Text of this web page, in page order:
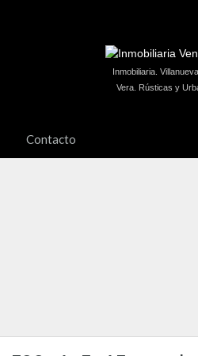
Inmobiliaria.
Vera. Rústicas y
Contacto